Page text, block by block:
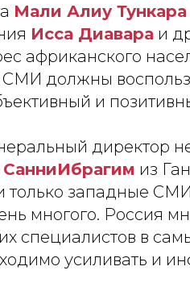
Мали Алиу Тункара
Исса Диавара и
африканского
должны
и
директор
Ибрагим из
только западные
многого. Россия
специалистов в
усиливать и